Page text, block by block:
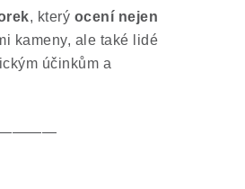
, který ocení nejen
kameny, ale také lidé
účinkům a